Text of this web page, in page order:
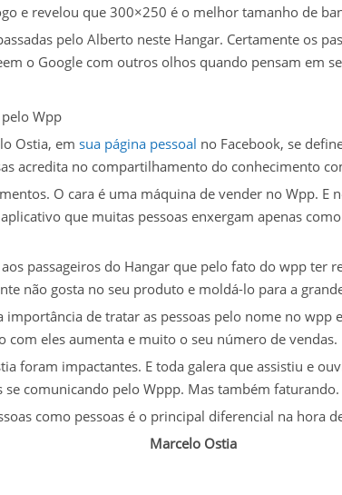
e revelou que 300×250 é o melhor tamanho de
pelo Alberto neste Hangar. Certamente os
o Google com outros olhos quando pensam em
Wpp
Ostia, em sua página pessoal no Facebook, se
acredita no compartilhamento do conhecimento
O cara é uma máquina de vender no Wpp. E
que muitas pessoas enxergam apenas
passageiros do Hangar que pelo fato do wpp ter
não gosta no seu produto e moldá-lo para a
importância de tratar as pessoas pelo nome no wpp
com eles aumenta e muito o seu número de vendas.
foram impactantes. E toda galera que assistiu e
se comunicando pelo Wppp. Mas também
como pessoas é o principal diferencial na hora
Marcelo Ostia